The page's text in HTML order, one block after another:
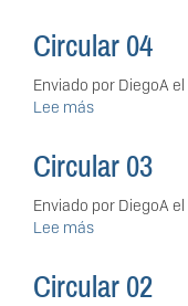
05
Circular 04
Enviado por DiegoA el
Lee más
04
Circular 03
Enviado por DiegoA el
Lee más
03
Circular 02